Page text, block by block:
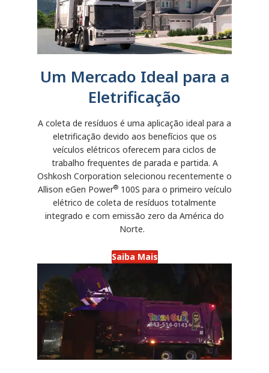
Um Mercado Ideal para a
Eletrificação
A coleta de resíduos é uma aplicação ideal para a
eletrificação devido aos benefícios que os
veículos elétricos oferecem para ciclos de
trabalho frequentes de parada e partida. A
Oshkosh Corporation selecionou recentemente o
Allison eGen Power®100S para o primeiro veículo
elétrico de coleta de resíduos totalmente
integrado e com emissão zero da América do
Norte.
Saiba Mais